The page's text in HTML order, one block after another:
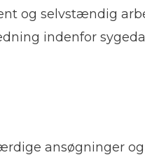
og selvstændig
indenfor
ansøgninger